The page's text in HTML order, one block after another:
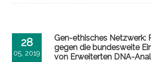
28
05, 2019
Gen-ethisches Netzwerk:
gegen die bundesweite
von Erweiterten DNA-